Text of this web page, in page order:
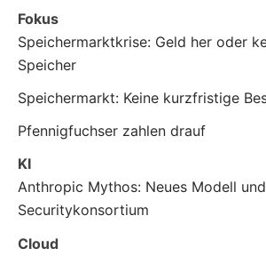
Fokus
Speichermarktkrise: Geld her oder
Speicher
Speichermarkt: Keine kurzfristige
Pfennigfuchser zahlen drauf
KI
Anthropic Mythos: Neues Modell und
Securitykonsortium
Cloud